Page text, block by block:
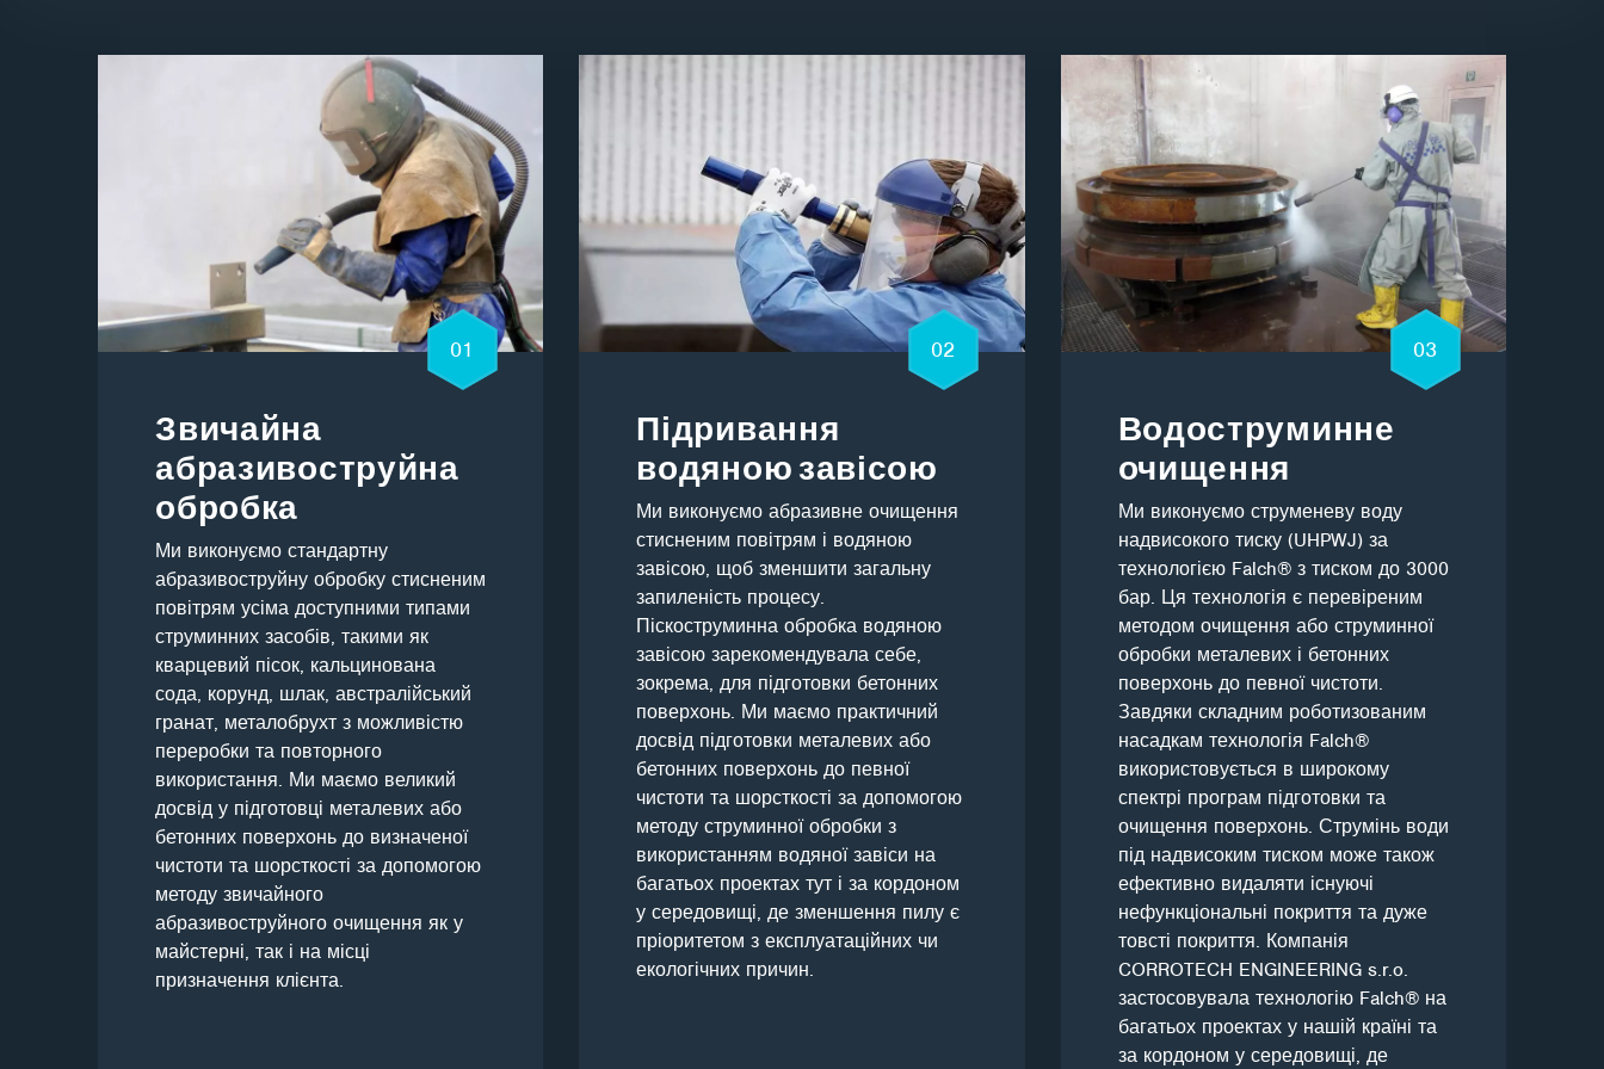
01
Звичайна
абразивоструйна
обробка
Ми виконуємо стандартну
абразивоструйну обробку стисненим
повітрям усіма доступними типами
струминних засобів, такими як
кварцевий пісок, кальцинована
сода, корунд, шлак, австралійський
гранат, металобрухт з можливістю
переробки та повторного
використання. Ми маємо великий
досвід у підготовці металевих або
бетонних поверхонь до визначеної
чистоти та шорсткості за допомогою
методу звичайного
абразивоструйного очищення як у
майстерні, так і на місці
призначення клієнта.
02
Підривання
водяною завісою
Ми виконуємо абразивне очищення
стисненим повітрям і водяною
завісою, щоб зменшити загальну
запиленість процесу.
Піскоструминна обробка водяною
завісою зарекомендувала себе,
зокрема, для підготовки бетонних
поверхонь. Ми маємо практичний
досвід підготовки металевих або
бетонних поверхонь до певної
чистоти та шорсткості за допомогою
методу струминної обробки з
використанням водяної завіси на
багатьох проектах тут і за кордоном
у середовищі, де зменшення пилу є
пріоритетом з експлуатаційних чи
екологічних причин.
03
Водоструминне
очищення
Ми виконуємо струменеву воду
надвисокого тиску (UHPWJ) за
технологією Falch® з тиском до 3000
бар. Ця технологія є перевіреним
методом очищення або струминної
обробки металевих і бетонних
поверхонь до певної чистоти.
Завдяки складним роботизованим
насадкам технологія Falch®
використовується в широкому
спектрі програм підготовки та
очищення поверхонь. Струмінь води
під надвисоким тиском може також
ефективно видаляти існуючі
нефункціональні покриття та дуже
товсті покриття. Компанія
CORROTECH ENGINEERING s.r.o.
застосовувала технологію Falch® на
багатьох проектах у нашій країні та
за кордоном у середовищі, де